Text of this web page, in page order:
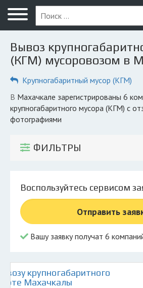
Меню
Главная
Вопрос юристу
Компании
КОМПАНИЯМ
© 2026 Все права защищены
Вывоз
(КГМ) мусоровозом в
Крупногабаритный мусор (КГМ)
в Махачкале зарегистрированы 6 компаний по вывозу
крупногабаритного мусора (КГМ) с
фотографиями
ФИЛЬТРЫ
Воспользуйтесь сервисом
Отправить
Вашу заявку получат 6
крупногабаритного
Махачкалы